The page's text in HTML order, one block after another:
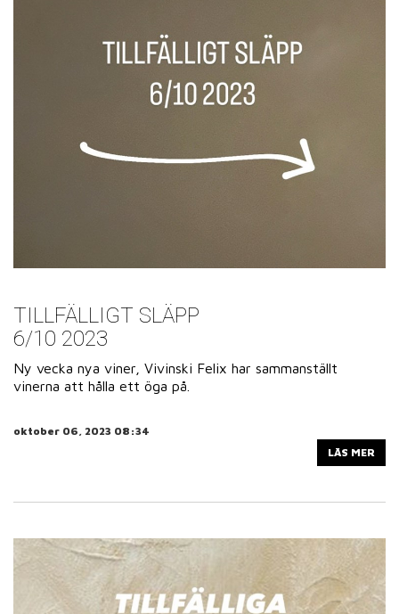
TILLFÄLLIGT SLÄPP
6/10 2023
Ny vecka nya viner, Vivinski Felix har sammanställt
vinerna att hålla ett öga på.
oktober 06, 2023 08:34
LÄS MER